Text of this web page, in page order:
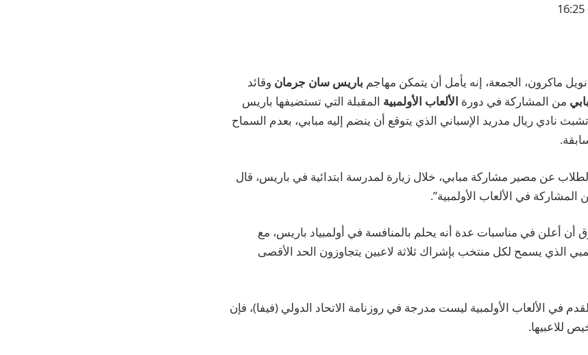
ماكرون، الجمعة، إنه يأمل أن يتمكن مهاجم باريس سان جرمان وقائد
من المشاركة في دورة الألعاب الأولمبية المقبلة التي تستضيفها باريس
نادي ريال مدريد الإسباني الذي يتوقع أن ينضم إليه مبابي، بعدم السماح
عن مصير مشاركة مبابي، خلال زيارة لمدرسة ابتدائية في باريس، قال
في الألعاب الأولمبية”.
أن أعلن في مناسبات عدة أنه يحلم بالمنافسة في أولمبياد باريس، مع
الذي يسمح لكل منتخب بإشراك ثلاثة لاعبين يتجاوزون الحد الأقصى
في الألعاب الأولمبية ليست مدرجة في روزنامة الاتحاد الدولي (فيفا)، فإن
للاعبيها.